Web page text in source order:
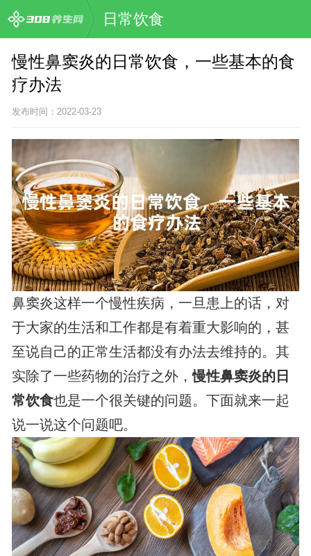
日常饮食
慢性鼻窦炎的日常饮食，一些基本的食
疗办法
发布时间：2022-03-23
鼻窦炎这样一个慢性疾病，一旦患上的话，对
于大家的生活和工作都是有着重大影响的，甚
至说自己的正常生活都没有办法去维持的。其
实除了一些药物的治疗之外，慢性鼻窦炎的日
常饮食也是一个很关键的问题。下面就来一起
说一说这个问题吧。